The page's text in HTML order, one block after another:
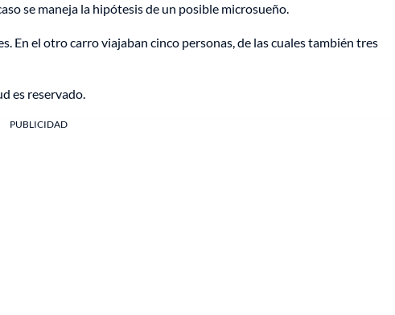
se maneja la hipótesis de un posible microsueño.
En el otro carro viajaban cinco personas, de las cuales también tres
es reservado.
PUBLICIDAD